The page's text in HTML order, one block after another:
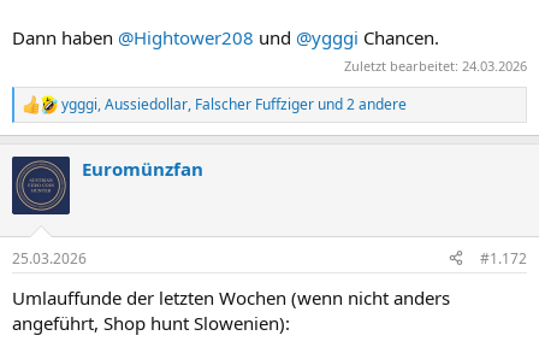
Dann haben @Hightower208 und @ygggi Chancen.
Zuletzt bearbeitet: 24.03.2026
R
e
k
t
i
e
:
ygggi,Aussiedollar, Falscher Fuffziger und 2 andere
Euromünzfan
25.03.2026 #1.172
Umlauffunde der letzten Wochen (wenn nicht anders
angeführt, Shop hunt Slowenien):